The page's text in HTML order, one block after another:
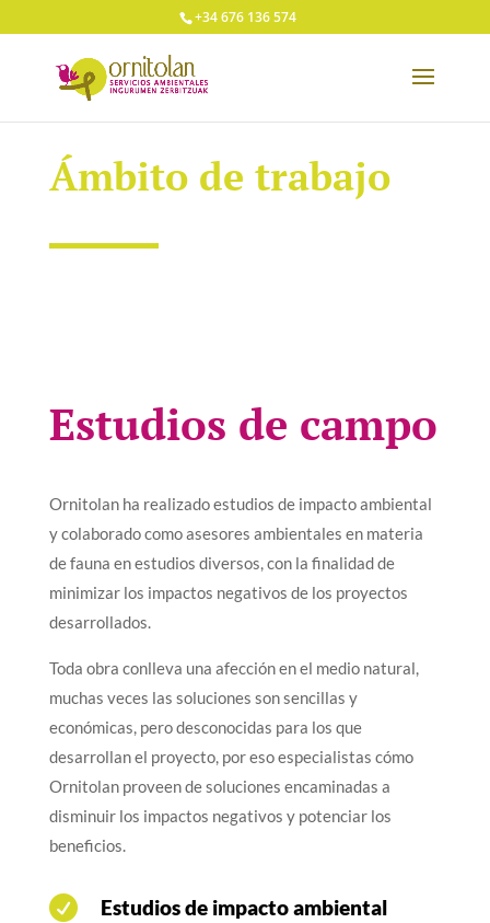
+34 676 136 574
Ámbito de trabajo
Estudios de campo
Ornitolan ha realizado estudios de impacto ambiental
y colaborado como asesores ambientales en materia
de fauna en estudios diversos, con la finalidad de
minimizar los impactos negativos de los proyectos
desarrollados.
Toda obra conlleva una afección en el medio natural,
muchas veces las soluciones son sencillas y
económicas, pero desconocidas para los que
desarrollan el proyecto, por eso especialistas cómo
Ornitolan proveen de soluciones encaminadas a
disminuir los impactos negativos y potenciar los
beneficios.
 Estudios de impacto ambiental